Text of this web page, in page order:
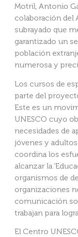
Motril, Antonio
colaboración del
subrayado que
garantizado un
población
numerosa y
Los cursos de
parte del proyecto
Este es un
UNESCO cuyo
necesidades de
jóvenes y
coordina los
alcanzar la
organismos de
organizaciones
comunicación
trabajan para
El Centro